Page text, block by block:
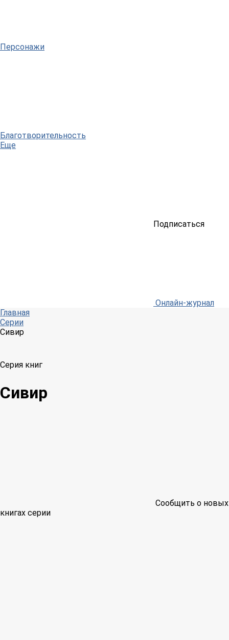
Персонажи
Благотворительность
Еще
Подписаться
Онлайн-журнал
Главная
Серии
Сивир
Серия книг
Сивир
Сообщить о новых
книгах серии